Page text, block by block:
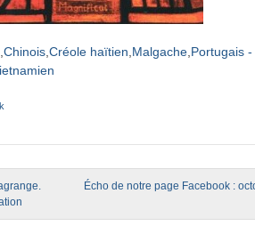
Chinois Créole haïtien Malgache Portugais
Écho de notre page Facebook :